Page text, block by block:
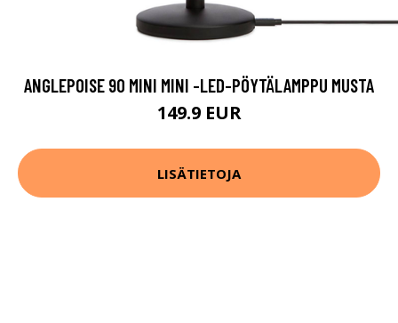
ANGLEPOISE 90 MINI MINI -LED-PÖYTÄLAMPPU MUSTA
149.9 EUR
LISÄTIETOJA